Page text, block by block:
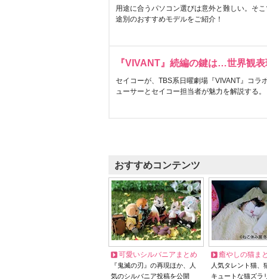
用途に合うパソコン選びは意外と難しい。そ
途別のおすすめモデルをご紹介！
『VIVANT』続編の鍵は…世界観
セイコーが、TBS系日曜劇場『VIVANT』コラ
ューサーとセイコー担当者が魅力を解説する。
おすすめコンテンツ
可愛いシルバニアまとめ
『鬼滅の刃』の再現ほか、人
気のシルバニア投稿を公開
癒やしの猫ま
人気タレント猫
キュートな猫ズラ